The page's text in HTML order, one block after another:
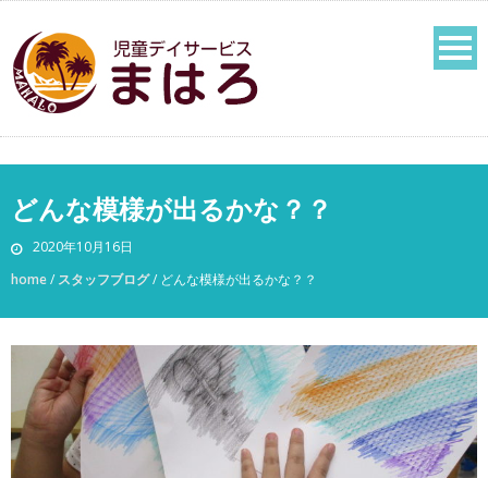
どんな模様が出るかな？？
2020年10月16日
home/ スタッフブログ/ どんな模様が出るかな？？